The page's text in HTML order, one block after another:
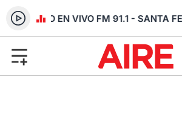
RADIO EN VIVO FM 91.1 - SANTA FE